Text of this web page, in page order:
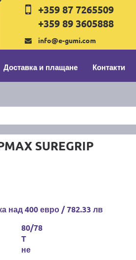
+359 87 7265509
+359 89 3605888
info@e-gumi.com
Доставка и плащане Контакти
SUREGRIP
над 400 евро / 782.33 лв
80/78
T
не